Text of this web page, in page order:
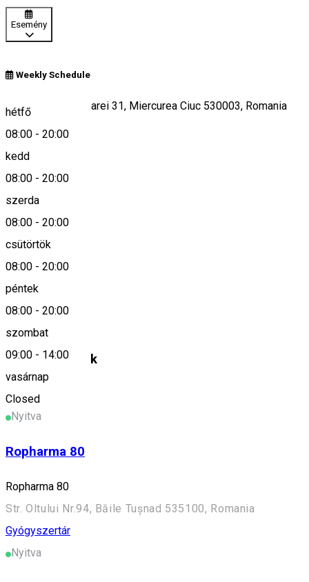
Esemény
Weekly Schedule
hétfő
08:00 - 20:00
kedd
08:00 - 20:00
szerda
08:00 - 20:00
csütörtök
08:00 - 20:00
péntek
08:00 - 20:00
szombat
09:00 - 14:00
vasárnap
Closed
Bulevardul Timișoarei 31, Miercurea Ciuc 530003, Romania
Keresd térképen
Leírás
Farmacia Bellis
Hasonló helyek
Gyógyszertár
Nyitva
Ropharma 80
Ropharma 80
Str. Oltului Nr.94, Băile Tușnad 535100, Romania
Gyógyszertár
Nyitva